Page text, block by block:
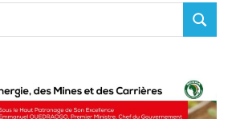
SEARCH